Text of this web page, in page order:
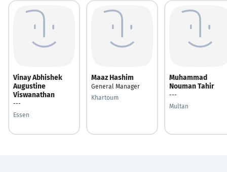
Vinay Abhishek
Augustine
Viswanathan
---
Essen
Maaz Hashim
General Manager
Khartoum
Muhammad
Nouman Tahir
---
Multan